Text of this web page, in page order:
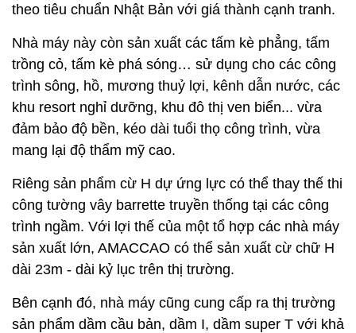
theo tiêu chuẩn Nhật Bản với giá thành cạnh tranh.
Nhà máy này còn sản xuất các tấm kè phẳng, tấm
trồng cỏ, tấm kè phá sóng… sử dụng cho các công
trình sông, hồ, mương thuỷ lợi, kênh dẫn nước, các
khu resort nghỉ dưỡng, khu đô thị ven biển... vừa
đảm bảo độ bền, kéo dài tuổi thọ công trình, vừa
mang lại độ thẩm mỹ cao.
Riêng sản phẩm cừ H dự ứng lực có thể thay thế thi
công tường vây barrette truyền thống tại các công
trình ngầm. Với lợi thế của một tổ hợp các nhà máy
sản xuất lớn, AMACCAO có thể sản xuất cừ chữ H
dài 23m - dài kỷ lục trên thị trường.
Bên cạnh đó, nhà máy cũng cung cấp ra thị trường
sản phẩm dầm cầu bản, dầm I, dầm super T với khả